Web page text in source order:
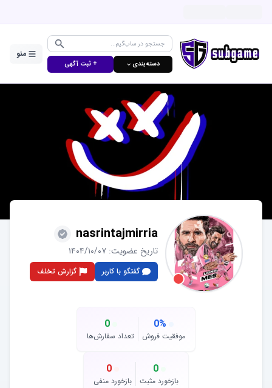
دسته‌بندی ⌵ + ثبت آگهی
منو
nasrintajmirria
تاریخ عضویت:۱۴۰۴/۱۰/۰۷
گفتگو با کاربر گزارش تخلف
0%
موفقیت فروش
0
تعداد سفارش‌ها
0
بازخورد مثبت
0
بازخورد منفی